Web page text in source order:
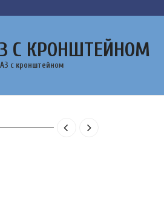
С КРОНШТЕЙНОМ
с кронштейном